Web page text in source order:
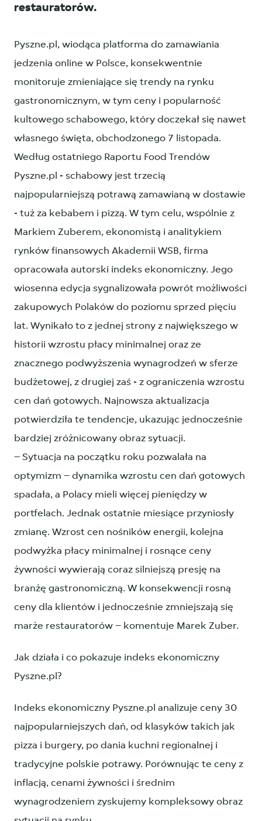
restauratorów.
Pyszne.pl, wiodąca platforma do zamawiania
jedzenia online w Polsce, konsekwentnie
monitoruje zmieniające się trendy na rynku
gastronomicznym, w tym ceny i popularność
kultowego schabowego, który doczekał się nawet
własnego święta, obchodzonego 7 listopada.
Według ostatniego Raportu Food Trendów
Pyszne.pl - schabowy jest trzecią
najpopularniejszą potrawą zamawianą w dostawie
- tuż za kebabem i pizzą. W tym celu, wspólnie z
Markiem Zuberem, ekonomistą i analitykiem
rynków finansowych Akademii WSB, firma
opracowała autorski indeks ekonomiczny. Jego
wiosenna edycja sygnalizowała powrót możliwości
zakupowych Polaków do poziomu sprzed pięciu
lat. Wynikało to z jednej strony z największego w
historii wzrostu płacy minimalnej oraz ze
znacznego podwyższenia wynagrodzeń w sferze
budżetowej, z drugiej zaś - z ograniczenia wzrostu
cen dań gotowych. Najnowsza aktualizacja
potwierdziła te tendencje, ukazując jednocześnie
bardziej zróżnicowany obraz sytuacji.
– Sytuacja na początku roku pozwalała na
optymizm – dynamika wzrostu cen dań gotowych
spadała, a Polacy mieli więcej pieniędzy w
portfelach. Jednak ostatnie miesiące przyniosły
zmianę. Wzrost cen nośników energii, kolejna
podwyżka płacy minimalnej i rosnące ceny
żywności wywierają coraz silniejszą presję na
branżę gastronomiczną. W konsekwencji rosną
ceny dla klientów i jednocześnie zmniejszają się
marże restauratorów – komentuje Marek Zuber.
Jak działa i co pokazuje indeks ekonomiczny
Pyszne.pl?
Indeks ekonomiczny Pyszne.pl analizuje ceny 30
najpopularniejszych dań, od klasyków takich jak
pizza i burgery, po dania kuchni regionalnej i
tradycyjne polskie potrawy. Porównując te ceny z
inflacją, cenami żywności i średnim
wynagrodzeniem zyskujemy kompleksowy obraz